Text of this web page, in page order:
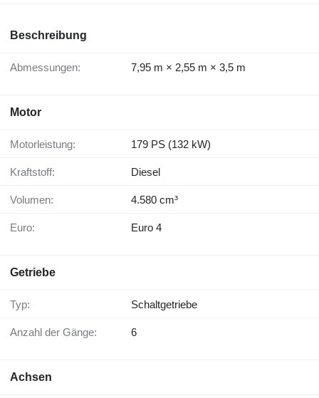
Beschreibung
Abmessungen: 7,95 m × 2,55 m × 3,5 m
Motor
Motorleistung: 179 PS (132 kW)
Kraftstoff: Diesel
Volumen: 4.580 cm³
Euro: Euro 4
Getriebe
Typ: Schaltgetriebe
Anzahl der Gänge: 6
Achsen